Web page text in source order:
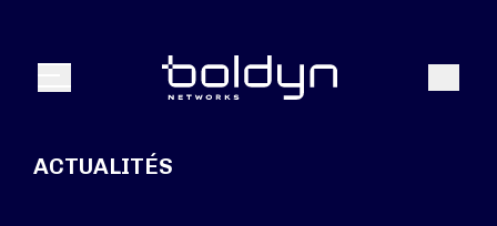
Menu
ACTUALITÉS